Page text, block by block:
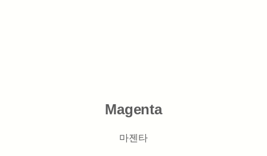
Magenta
마젠타